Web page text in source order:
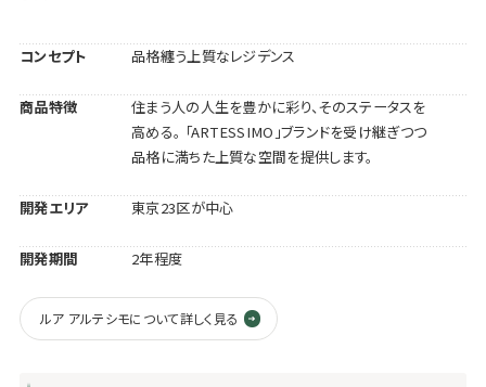
コンセプト 品格纏う上質なレジデンス
商品特徴
住まう人の人生を豊かに彩り、そのステータスを
高める。 「ARTESSIMO」ブランドを受け継ぎつつ
品格に満ちた上質な空間を提供します。
開発エリア 東京23区が中心
開発期間 2年程度
ルア アルテシモについて詳しく見る